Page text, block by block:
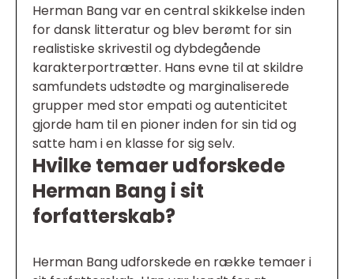
Herman Bang var en central skikkelse inden
for dansk litteratur og blev berømt for sin
realistiske skrivestil og dybdegående
karakterportrætter. Hans evne til at skildre
samfundets udstødte og marginaliserede
grupper med stor empati og autenticitet
gjorde ham til en pioner inden for sin tid og
satte ham i en klasse for sig selv.
Hvilke temaer udforskede
Herman Bang i sit
forfatterskab?
Herman Bang udforskede en række temaer i